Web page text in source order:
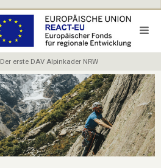
Der erste DAV Alpinkader NRW